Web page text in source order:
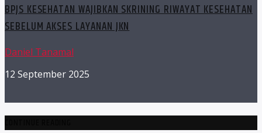
BPJS KESEHATAN WAJIBKAN SKRINING RIWAYAT KESEHATAN
SEBELUM AKSES LAYANAN JKN
Daniel Tanamal
12 September 2025